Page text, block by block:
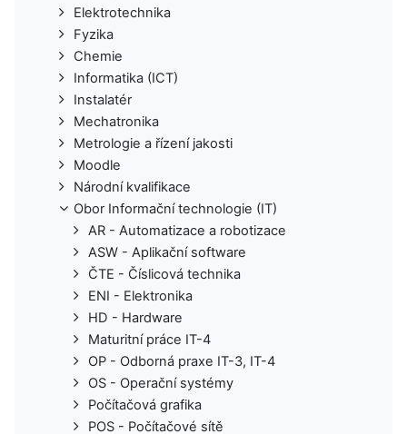
Elektrotechnika
Fyzika
Chemie
Informatika (ICT)
Instalatér
Mechatronika
Metrologie a řízení jakosti
Moodle
Národní kvalifikace
Obor Informační technologie (IT)
AR - Automatizace a robotizace
ASW - Aplikační software
ČTE - Číslicová technika
ENI - Elektronika
HD - Hardware
Maturitní práce IT-4
OP - Odborná praxe IT-3, IT-4
OS - Operační systémy
Počítačová grafika
POS - Počítačové sítě